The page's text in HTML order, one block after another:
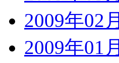
2009年02月
2009年01月